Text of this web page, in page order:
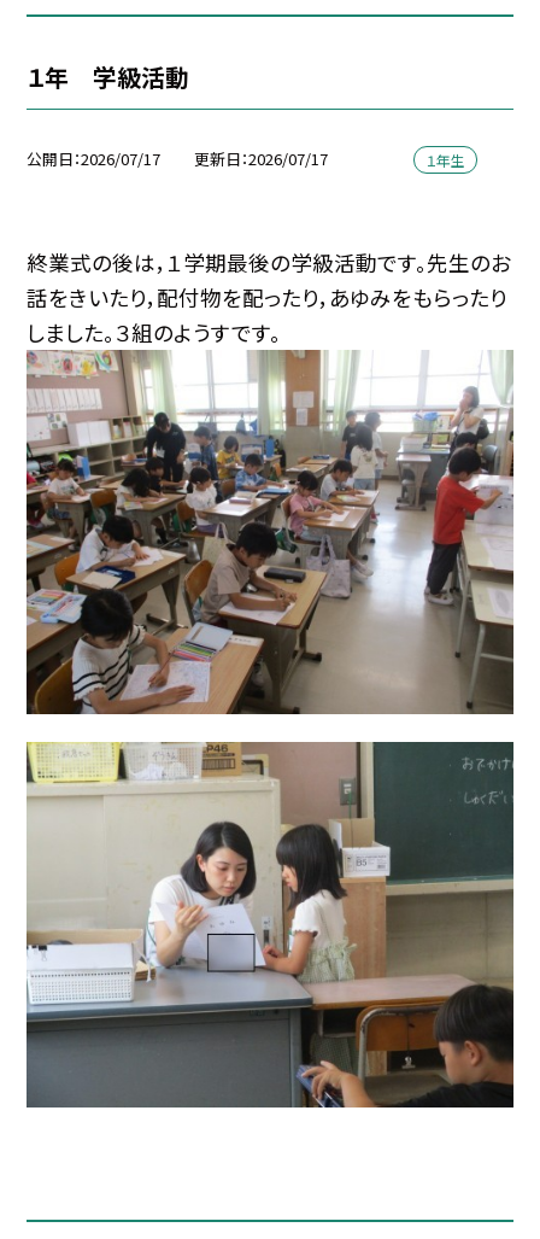
１年 学級活動
公開日 2026/07/17 更新日 2026/07/17 １年生
終業式の後は，１学期最後の学級活動です。先生のお
話をきいたり，配付物を配ったり，あゆみをもらったり
しました。３組のようすです。